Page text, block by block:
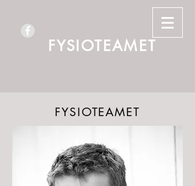
FYSIOTEAMET
FYSIOTEAMET